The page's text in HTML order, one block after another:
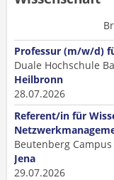
Professur (m/w/d)
Duale Hochschule
Heilbronn
28.07.2026
Referent/in für
Beutenberg Campus
Jena
29.07.2026